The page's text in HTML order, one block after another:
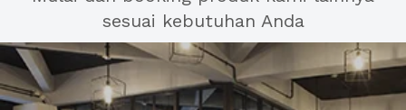
sesuai kebutuhan Anda